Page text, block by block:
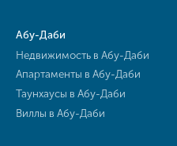
Абу-Даби
Недвижимость в Абу-Даби
Апартаменты в Абу-Даби
Таунхаусы в Абу-Даби
Виллы в Абу-Даби